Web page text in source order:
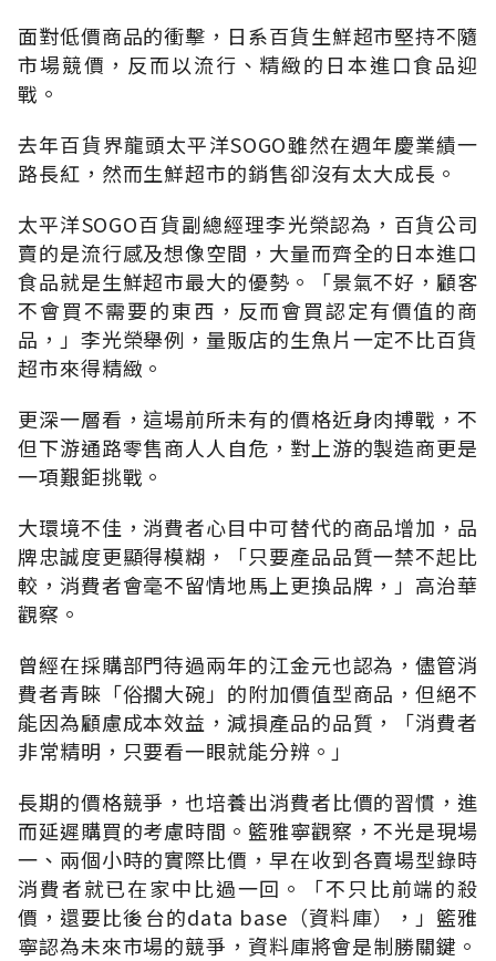
面對低價商品的衝擊，日系百貨生鮮超市堅持不隨
市場競價，反而以流行、精緻的日本進口食品迎
戰。
去年百貨界龍頭太平洋SOGO雖然在週年慶業績一
路長紅，然而生鮮超市的銷售卻沒有太大成長。
太平洋SOGO百貨副總經理李光榮認為，百貨公司
賣的是流行感及想像空間，大量而齊全的日本進口
食品就是生鮮超市最大的優勢。「景氣不好，顧客
不會買不需要的東西，反而會買認定有價值的商
品，」李光榮舉例，量販店的生魚片一定不比百貨
超市來得精緻。
更深一層看，這場前所未有的價格近身肉搏戰，不
但下游通路零售商人人自危，對上游的製造商更是
一項艱鉅挑戰。
大環境不佳，消費者心目中可替代的商品增加，品
牌忠誠度更顯得模糊，「只要產品品質一禁不起比
較，消費者會毫不留情地馬上更換品牌，」高治華
觀察。
曾經在採購部門待過兩年的江金元也認為，儘管消
費者青睞「俗擱大碗」的附加價值型商品，但絕不
能因為顧慮成本效益，減損產品的品質，「消費者
非常精明，只要看一眼就能分辨。」
長期的價格競爭，也培養出消費者比價的習慣，進
而延遲購買的考慮時間。籃雅寧觀察，不光是現場
一、兩個小時的實際比價，早在收到各賣場型錄時
消費者就已在家中比過一回。「不只比前端的殺
價，還要比後台的data base（資料庫），」籃雅
寧認為未來市場的競爭，資料庫將會是制勝關鍵。